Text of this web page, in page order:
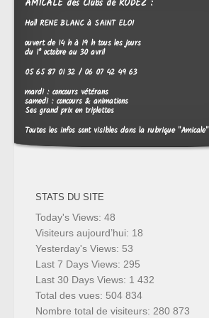
AMICALE des Clubs de RODEZ :
Hall RENE BLANC à SAINT ELOI
ouvert de 14 h à 19 h tous les jours
du 1° octobre au 30 avril
05 65 87 01 32 / 06 07 42 49 63
mardi : concours vétérans
samedi : concours & animations
Ses grand prix en triplettes
Toutes les infos sont visibles dans la rubrique "Amicale"
STATS DU SITE
Today's Views: 48
Visiteurs aujourd’hui: 18
Yesterday's Views: 53
Last 7 Days Views: 295
Last 30 Days Views: 1 432
Total des vues: 504 834
Nombre total de visiteurs: 280 873